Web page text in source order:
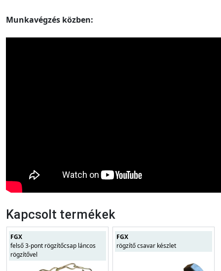
Munkavégzés közben:
Kapcsolt termékek
FGX
felső 3-pont rögzítőcsap láncos
rögzítővel
FGX
rögzítő csavar készlet